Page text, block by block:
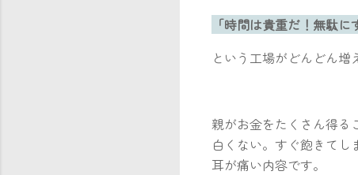
「時間は貴重だ！無駄に
という工場がどんどん増
親がお金をたくさん得る
白くない。すぐ飽きて
耳が痛い内容です。